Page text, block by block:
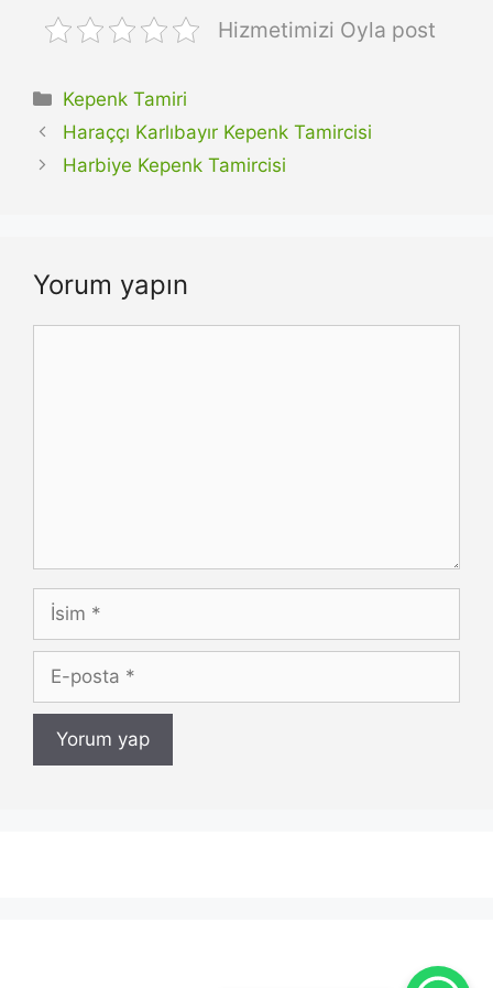
Hizmetimizi Oyla post
Kategoriler
Kepenk Tamiri
Haraççı Karlıbayır Kepenk Tamircisi
Harbiye Kepenk Tamircisi
Yorum yapın
İsim
posta